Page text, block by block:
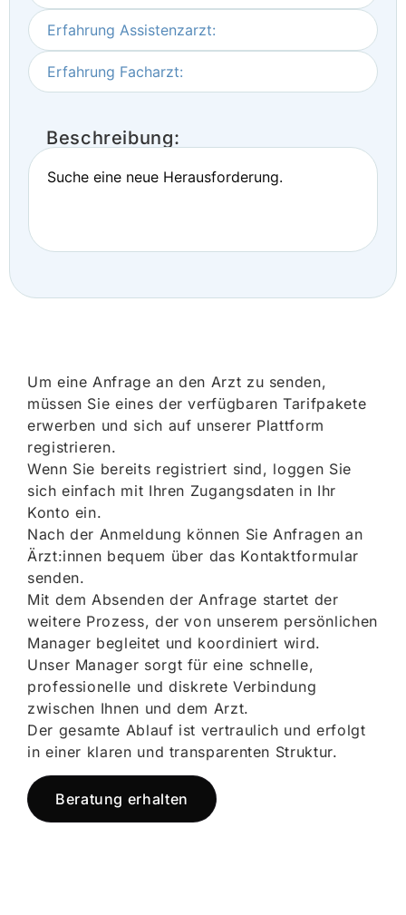
Erfahrung Assistenzarzt:
Erfahrung Facharzt:
Beschreibung:
Suche eine neue Herausforderung.
Um eine Anfrage an den Arzt zu senden,
müssen Sie eines der verfügbaren Tarifpakete
erwerben und sich auf unserer Plattform
registrieren.
Wenn Sie bereits registriert sind, loggen Sie
sich einfach mit Ihren Zugangsdaten in Ihr
Konto ein.
Nach der Anmeldung können Sie Anfragen an
Ärzt:innen bequem über das Kontaktformular
senden.
Mit dem Absenden der Anfrage startet der
weitere Prozess, der von unserem persönlichen
Manager begleitet und koordiniert wird.
Unser Manager sorgt für eine schnelle,
professionelle und diskrete Verbindung
zwischen Ihnen und dem Arzt.
Der gesamte Ablauf ist vertraulich und erfolgt
in einer klaren und transparenten Struktur.
Beratung erhalten